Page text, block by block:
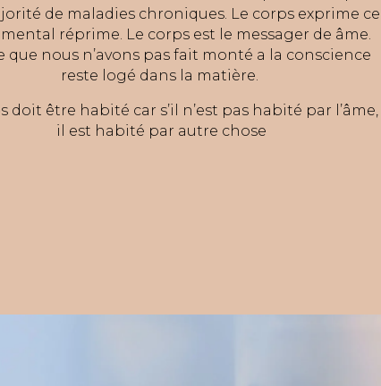
de maladies chroniques. Le corps exprime ce
mental réprime. Le corps est le messager de âme.
que nous n’avons pas fait monté a la conscience
reste logé dans la matière.
doit être habité car s’il n’est pas habité par l’âme,
il est habité par autre chose